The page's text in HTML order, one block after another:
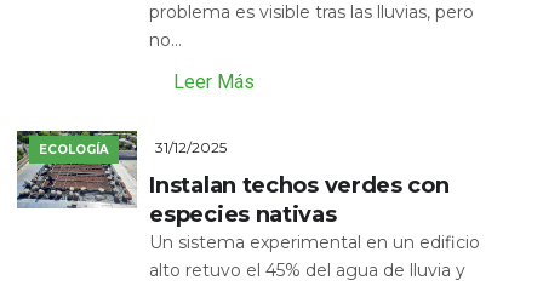
problema es visible tras las lluvias, pero
no...
Leer Más
ECOLOGÍA 31/12/2025
Instalan techos verdes con
especies nativas
Un sistema experimental en un edificio
alto retuvo el 45% del agua de lluvia y